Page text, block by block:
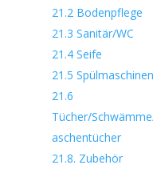
21.2 Bodenpflege
21.3 Sanitär/WC
21.4 Seife
21.5 Spülmaschinen
21.6
Tücher/
aschentücher
21.8. Zubehör